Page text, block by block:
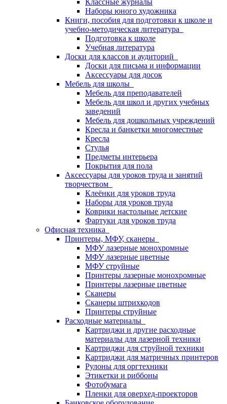
Классные журналы
Наборы юного художника
Книги, пособия для подготовки к школе и
учебно-методическая литература
Подготовка к школе
Учебная литература
Доски для классов и аудиторий
Доски для письма и информации
Аксессуары для досок
Мебель для школы
Мебель для преподавателей
Мебель для школ и других учебных
заведений
Мебель для дошкольных учреждений
Кресла и банкетки многоместные
Кресла
Стулья
Предметы интерьера
Покрытия для пола
Аксессуары для уроков труда и занятий
творчеством
Клеёнки для уроков труда
Наборы для уроков труда
Коврики настольные детские
Фартуки для уроков труда
Офисная техника
Принтеры, МФУ, сканеры
МФУ лазерные монохромные
МФУ лазерные цветные
МФУ струйные
Принтеры лазерные монохромные
Принтеры лазерные цветные
Сканеры
Сканеры штрихкодов
Принтеры струйные
Расходные материалы
Картриджи и другие расходные
материалы для лазерной техники
Картриджи для струйной техники
Картриджи для матричных принтеров
Рулоны для оргтехники
Этикетки и риббоны
Фотобумага
Пленки для оверхед-проекторов